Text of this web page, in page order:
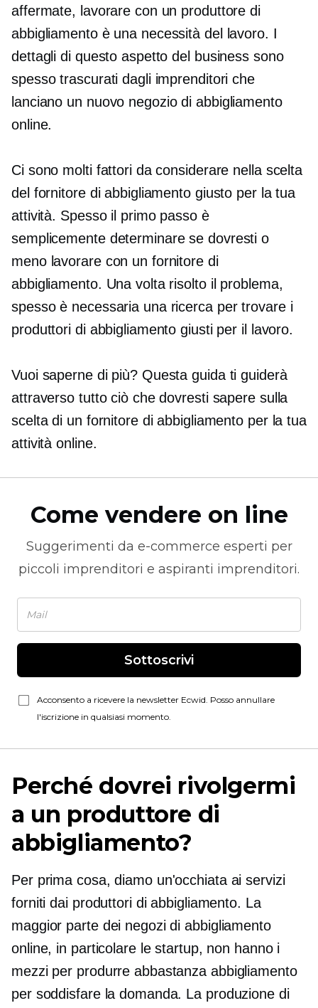
affermate, lavorare con un produttore di
abbigliamento è una necessità del lavoro. I
dettagli di questo aspetto del business sono
spesso trascurati dagli imprenditori che
lanciano un nuovo negozio di abbigliamento
online.
Ci sono molti fattori da considerare nella scelta
del fornitore di abbigliamento giusto per la tua
attività. Spesso il primo passo è
semplicemente determinare se dovresti o
meno lavorare con un fornitore di
abbigliamento. Una volta risolto il problema,
spesso è necessaria una ricerca per trovare i
produttori di abbigliamento giusti per il lavoro.
Vuoi saperne di più? Questa guida ti guiderà
attraverso tutto ciò che dovresti sapere sulla
scelta di un fornitore di abbigliamento per la tua
attività online.
Come vendere on line
Suggerimenti da e-commerce esperti per
piccoli imprenditori e aspiranti imprenditori.
Sottoscrivi
Acconsento a ricevere la newsletter Ecwid. Posso annullare
l'iscrizione in qualsiasi momento.
Perché dovrei rivolgermi
a un produttore di
abbigliamento?
Per prima cosa, diamo un'occhiata ai servizi
forniti dai produttori di abbigliamento. La
maggior parte dei negozi di abbigliamento
online, in particolare le startup, non hanno i
mezzi per produrre abbastanza abbigliamento
per soddisfare la domanda. La produzione di